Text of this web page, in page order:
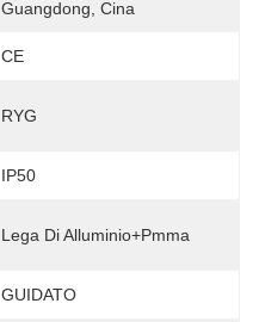
Guangdong, Cina
CE
RYG
IP50
Lega Di Alluminio+pmma
GUIDATO